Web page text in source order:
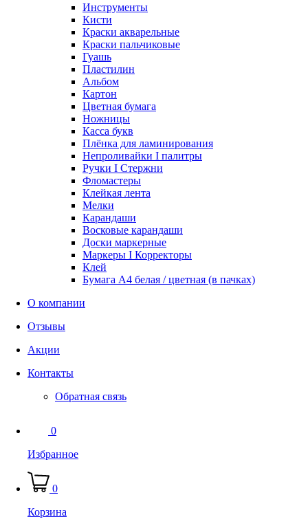
Инструменты
Кисти
Краски акварельные
Краски пальчиковые
Гуашь
Пластилин
Альбом
Картон
Цветная бумага
Ножницы
Касса букв
Плёнка для ламинирования
Непроливайки I палитры
Ручки I Стержни
Фломастеры
Клейкая лента
Мелки
Карандаши
Восковые карандаши
Доски маркерные
Маркеры I Корректоры
Клей
Бумага А4 белая / цветная (в пачках)
О компании
Отзывы
Акции
Контакты
Обратная связь
0
Избранное
0
Корзина